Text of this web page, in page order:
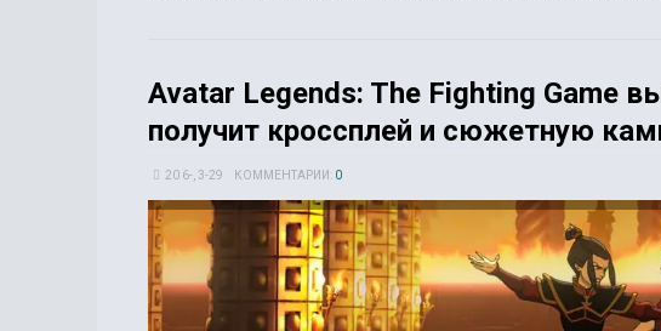
Avatar Legends: The Fighting Game
получит кроссплей и сюжетную
20 6-, 3-29 КОММЕНТАРИИ: 0